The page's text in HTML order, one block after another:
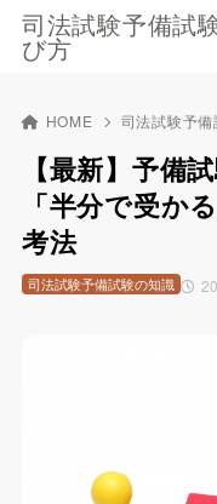
司法試験予備試
び方
HOME 司法試験予
【最新】予備
「半分で受か
考法
司法試験予備試験の知識